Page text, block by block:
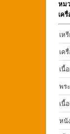
หม
เครื่
เห
เค
เนื้
พร
เนื้
หนั